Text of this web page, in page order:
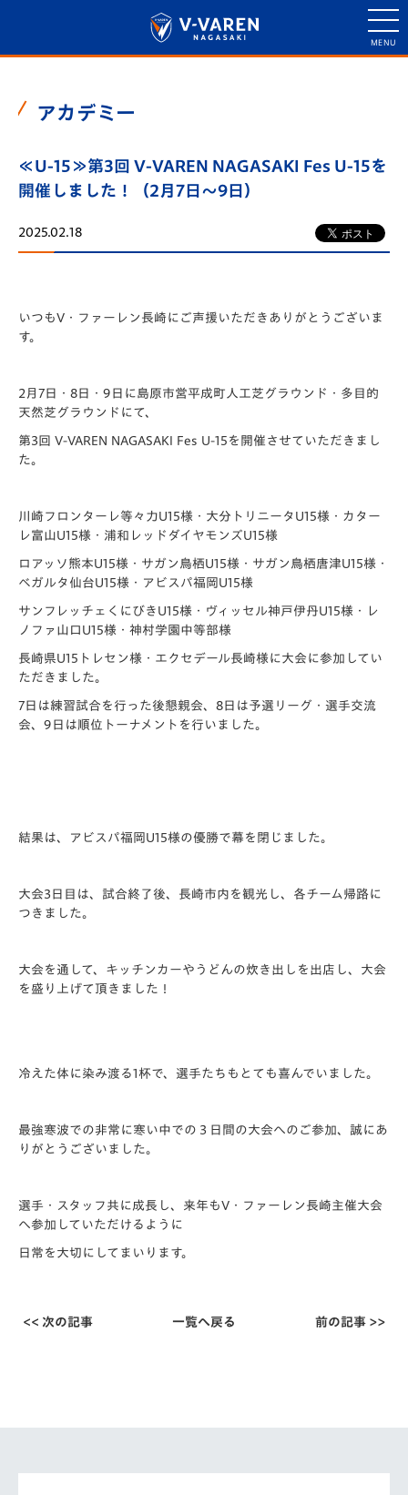
アカデミー
≪U-15≫第3回 V-VAREN NAGASAKI Fes U-15を
開催しました！（2月7日～9日）
2025.02.18
いつもV・ ファーレン長崎にご声援いただきありがとうございま
す。
2月7日・8日・9日に島原市営平成町人工芝グラウンド・ 多目的
天然芝グラウンドにて、
第3回 V-VAREN NAGASAKI Fes U-15を開催させていただきまし
た。
川崎フロンターレ等々力U15様・大分トリニータU15様・ カター
レ富山U15様・浦和レッドダイヤモンズU15様
ロアッソ熊本U15様・サガン鳥栖U15様・ サガン鳥栖唐津U15様・
ベガルタ仙台U15様・ アビスパ福岡U15様
サンフレッチェくにびきU15様・ ヴィッセル神戸伊丹U15様・レ
ノファ山口U15様・ 神村学園中等部様
長崎県U15トレセン様・ エクセデール長崎様に大会に参加してい
ただきました。
7日は練習試合を行った後懇親会、8日は予選リーグ・選手交流
会、 9日は順位トーナメントを行いました。
結果は、アビスパ福岡U15様の優勝で幕を閉じました。
大会3日目は、試合終了後、長崎市内を観光し、各チーム帰路に
つきました。
大会を通して、キッチンカーやうどんの炊き出しを出店し、 大会
を盛り上げて頂きました！
冷えた体に染み渡る1杯で、選手たちもとても喜んでいました。
最強寒波での非常に寒い中での３日間の大会へのご参加、 誠にあ
りがとうございました。
選手・スタッフ共に成長し、来年もV・ ファーレン長崎主催大会
へ参加していただけるように
日常を大切に してまいります。
<< 次の記事 一覧へ戻る 前の記事 >>